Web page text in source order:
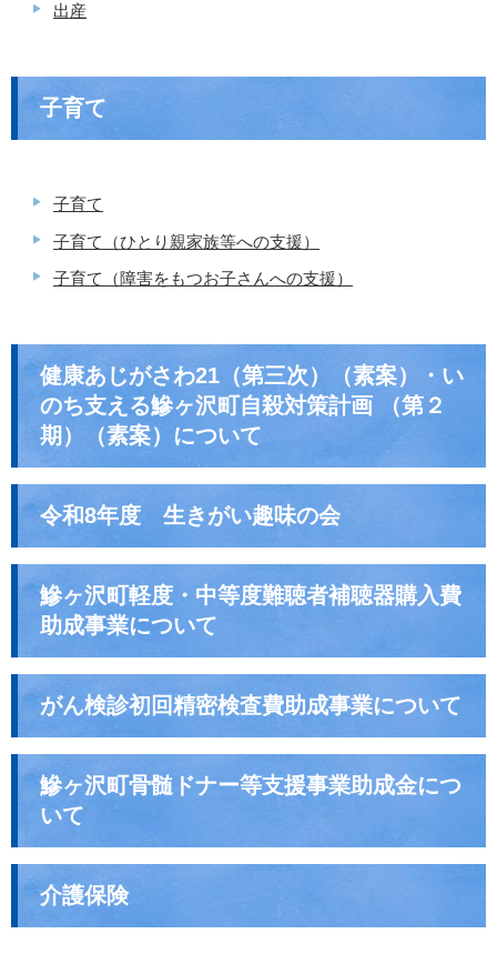
出産
子育て
子育て
子育て（ひとり親家族等への支援）
子育て（障害をもつお子さんへの支援）
健康あじがさわ21（第三次）（素案）・い
のち支える鰺ヶ沢町自殺対策計画 （第２
期）（素案）について
令和8年度 生きがい趣味の会
鰺ヶ沢町軽度・中等度難聴者補聴器購入費
助成事業について
がん検診初回精密検査費助成事業について
鰺ヶ沢町骨髄ドナー等支援事業助成金につ
いて
介護保険